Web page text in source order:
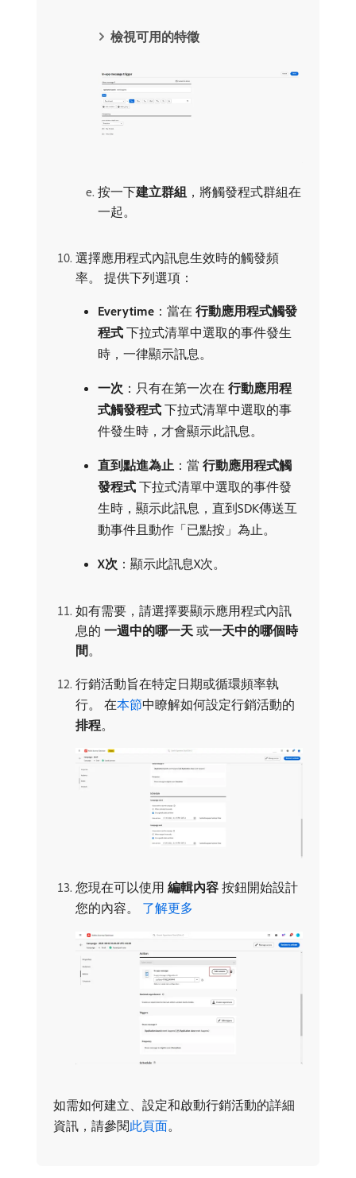
檢視可用的特徵
按一下​建立群組 ，將觸發程式群組在
一起。
選擇應用程式內訊息生效時的觸發頻
率。 提供下列選項：
Everytime ：當在​ 行動應用程式觸發
程式 ​下拉式清單中選取的事件發生
時，一律顯示訊息。
一次 ：只有在第一次在​ 行動應用程
式觸發程式 ​下拉式清單中選取的事
件發生時，才會顯示此訊息。
直到點進為止 ：當​ 行動應用程式觸
發程式 ​下拉式清單中選取的事件發
生時，顯示此訊息，直到SDK傳送互
動事件且動作「已點按」為止。
X次 ：顯示此訊息X次。
如有需要，請選擇要顯示應用程式內訊
息的​ 一週中的哪一天 ​或​一天中的哪個時
間。
行銷活動旨在特定日期或循環頻率執
行。 在本節中瞭解如何設定行銷活動的​
排程。
您現在可以使用​ 編輯內容 ​按鈕開始設計
您的內容。 了解更多
如需如何建立、設定和啟動行銷活動的詳細
資訊，請參閱此頁面。